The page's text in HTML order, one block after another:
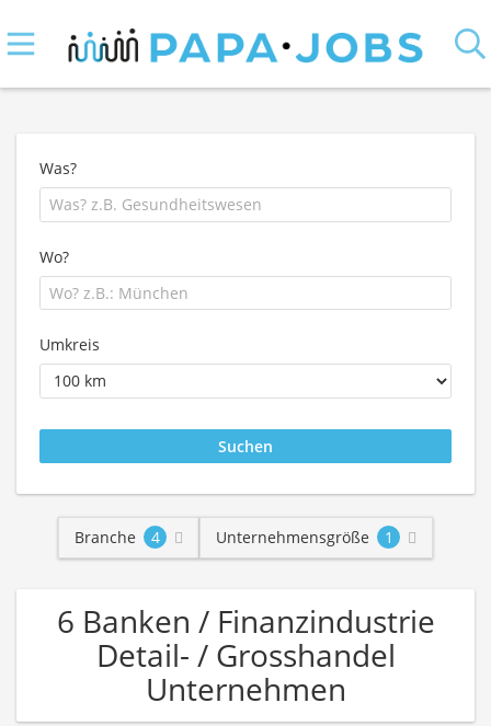
Was?
Wo?
Umkreis
Branche 4 Unternehmensgröße 1
6 Banken / Finanzindustrie
Detail- / Grosshandel
Unternehmen